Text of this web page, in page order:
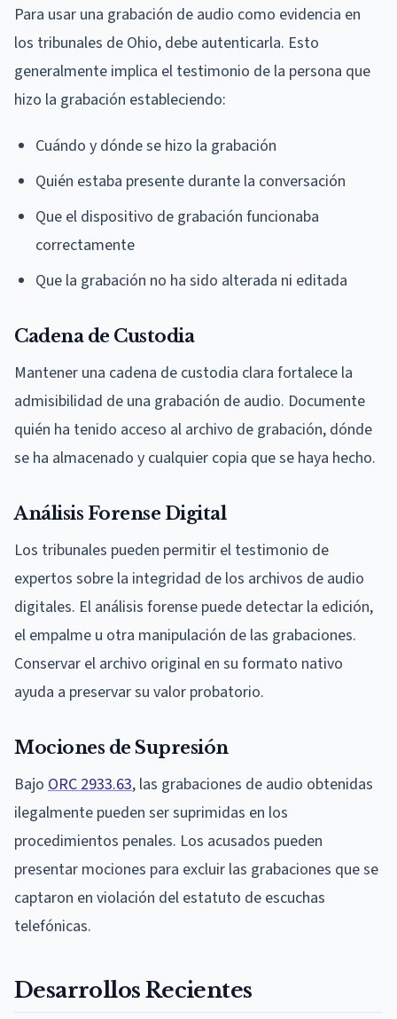
Para usar una grabación de audio como evidencia en
los tribunales de Ohio, debe autenticarla. Esto
generalmente implica el testimonio de la persona que
hizo la grabación estableciendo:
Cuándo y dónde se hizo la grabación
Quién estaba presente durante la conversación
Que el dispositivo de grabación funcionaba
correctamente
Que la grabación no ha sido alterada ni editada
Cadena de Custodia
Mantener una cadena de custodia clara fortalece la
admisibilidad de una grabación de audio. Documente
quién ha tenido acceso al archivo de grabación, dónde
se ha almacenado y cualquier copia que se haya hecho.
Análisis Forense Digital
Los tribunales pueden permitir el testimonio de
expertos sobre la integridad de los archivos de audio
digitales. El análisis forense puede detectar la edición,
el empalme u otra manipulación de las grabaciones.
Conservar el archivo original en su formato nativo
ayuda a preservar su valor probatorio.
Mociones de Supresión
Bajo ORC 2933.63, las grabaciones de audio obtenidas
ilegalmente pueden ser suprimidas en los
procedimientos penales. Los acusados pueden
presentar mociones para excluir las grabaciones que se
captaron en violación del estatuto de escuchas
telefónicas.
Desarrollos Recientes